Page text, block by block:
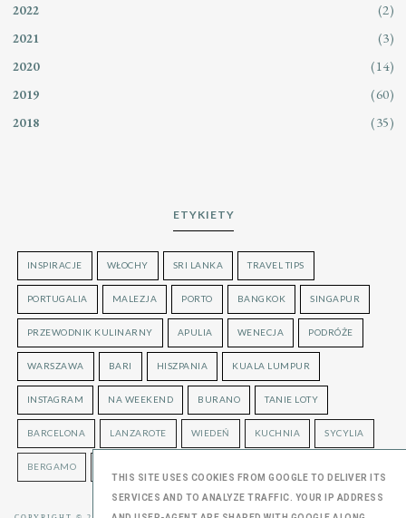
2022 (2)
2021 (3)
2020 (14)
2019 (60)
2018 (35)
ETYKIETY
INSPIRACJE WŁOCHY SRI LANKA TRAVEL TIPS
PORTUGALIA MALEZJA PORTO BANGKOK SINGAPUR
PRZEWODNIK KULINARNY APULIA WENECJA PODRÓŻE
WARSZAWA BARI HISZPANIA KUALA LUMPUR
INSTAGRAM NA WEEKEND BURANO TANIE LOTY
BARCELONA LANZAROTE WIEDEŃ KUCHNIA SYCYLIA
BERGAMO
THIS SITE USES COOKIES FROM GOOGLE TO DELIVER ITS
SERVICES AND TO ANALYZE TRAFFIC. YOUR IP ADDRESS